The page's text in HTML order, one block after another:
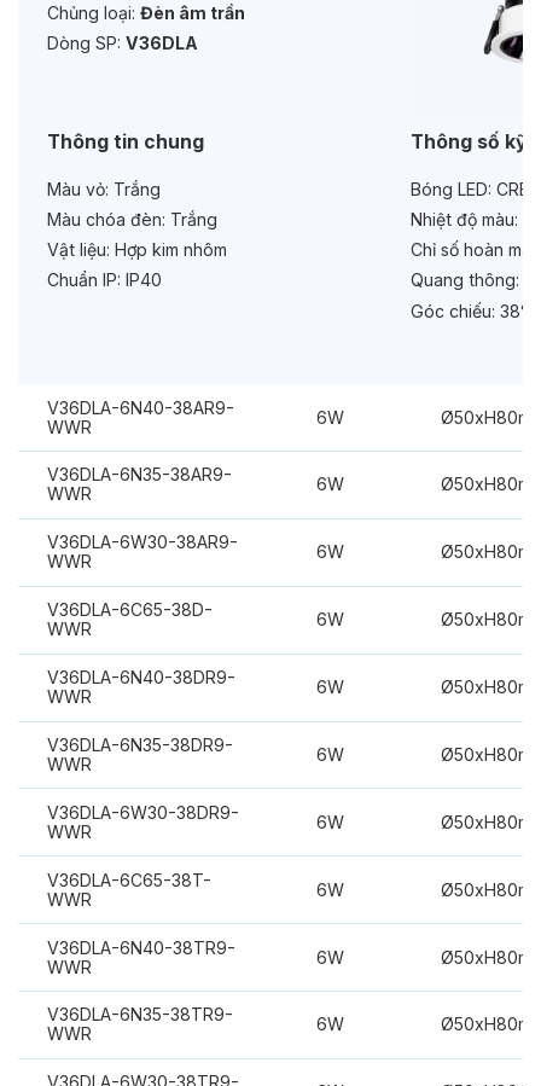
Độ bền & tùy chọn mở rộng
Chức năng:
Chủng loại: Đèn âm trần
Dòng SP: V36DLA
Thông tin chung
Màu vỏ: Trắng
Màu chóa đèn: Trắng
Vật liệu: Hợp kim nhôm
Chuẩn IP: IP40
Thông số kỹ
Bóng LED:
Nhiệt độ màu:
Chỉ số hoàn
Quang thông:
Góc chiếu: 38°
V36DLA-6N40-38AR9-
WWR
6W
V36DLA-6N35-38AR9-
WWR
6W
V36DLA-6W30-38AR9-
WWR
6W
V36DLA-6C65-38D-
WWR
6W
V36DLA-6N40-38DR9-
WWR
6W
V36DLA-6N35-38DR9-
WWR
6W
V36DLA-6W30-38DR9-
WWR
6W
V36DLA-6C65-38T-
WWR
6W
V36DLA-6N40-38TR9-
WWR
6W
V36DLA-6N35-38TR9-
WWR
6W